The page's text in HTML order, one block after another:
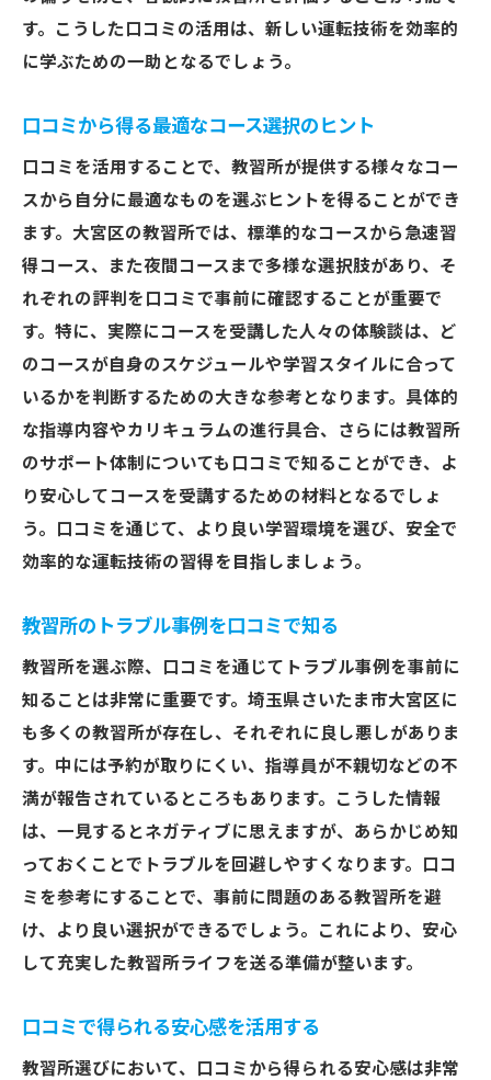
す。こうした口コミの活用は、新しい運転技術を効率的
に学ぶための一助となるでしょう。
口コミから得る最適なコース選択のヒント
口コミを活用することで、教習所が提供する様々なコー
スから自分に最適なものを選ぶヒントを得ることができ
ます。大宮区の教習所では、標準的なコースから急速習
得コース、また夜間コースまで多様な選択肢があり、そ
れぞれの評判を口コミで事前に確認することが重要で
す。特に、実際にコースを受講した人々の体験談は、ど
のコースが自身のスケジュールや学習スタイルに合って
いるかを判断するための大きな参考となります。具体的
な指導内容やカリキュラムの進行具合、さらには教習所
のサポート体制についても口コミで知ることができ、よ
り安心してコースを受講するための材料となるでしょ
う。口コミを通じて、より良い学習環境を選び、安全で
効率的な運転技術の習得を目指しましょう。
教習所のトラブル事例を口コミで知る
教習所を選ぶ際、口コミを通じてトラブル事例を事前に
知ることは非常に重要です。埼玉県さいたま市大宮区に
も多くの教習所が存在し、それぞれに良し悪しがありま
す。中には予約が取りにくい、指導員が不親切などの不
満が報告されているところもあります。こうした情報
は、一見するとネガティブに思えますが、あらかじめ知
っておくことでトラブルを回避しやすくなります。口コ
ミを参考にすることで、事前に問題のある教習所を避
け、より良い選択ができるでしょう。これにより、安心
して充実した教習所ライフを送る準備が整います。
口コミで得られる安心感を活用する
教習所選びにおいて、口コミから得られる安心感は非常